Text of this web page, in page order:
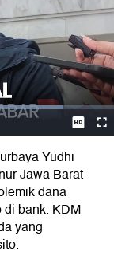
Yudhi
Jawa Barat
dana
bank. KDM
yang